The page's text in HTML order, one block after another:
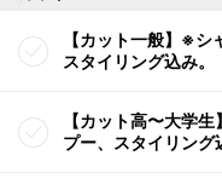
【カット一般】※シ
スタイリング込み。
【カット高〜大学
プー、スタイリング